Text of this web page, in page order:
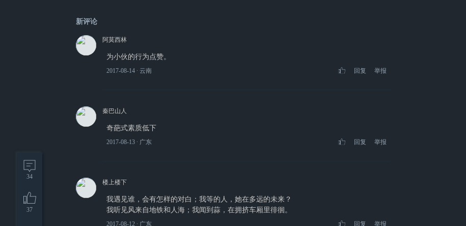
34
37
新评论
阿莫西林
为小伙的行为点赞。
2017-08-14 ∙ 云南 回复 举报
秦巴山人
奇葩式素质低下
2017-08-13 ∙ 广东 回复 举报
楼上楼下
我遇见谁，会有怎样的对白；我等的人，她在多远的未来？
我听见风来自地铁和人海；我闻到蒜，在拥挤车厢里徘徊。
2017-08-12 ∙ 广东 回复 举报